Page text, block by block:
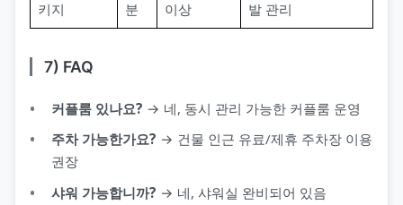
키지 분 이상 발 관리
7) FAQ
커플룸 있나요? → 네, 동시 관리 가능한 커플룸 운영
주차 가능한가요? → 건물 인근 유료/제휴 주차장 이용
권장
샤워 가능합니까? → 네, 샤워실 완비되어 있음